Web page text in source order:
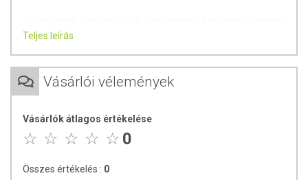
hatékonyságát népgyógyászati tapasztalatok támasztják alá.
FELHASZNÁLÁS
Felnőtteknek napi 3 alkalommal 20 csepp fogyasztása
ÖSSZETEVŐK
1 ml-nyi készítmény 0,10 g fehér fagyöngy leveles hajtásának [Viscum
Teljes leírás
Vásárlói vélemények
Vásárlók átlagos értékelése
0
Összes értékelés : 0